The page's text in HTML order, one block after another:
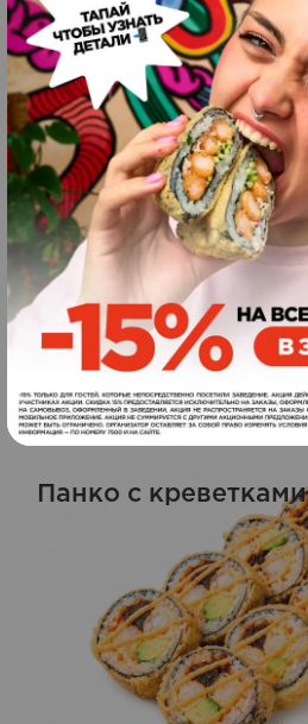
Похожие блюда
Фила дуэт
289грн. 265г
Панко с креветками